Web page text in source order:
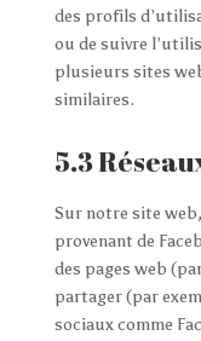
des profils
ou de suivre
plusieurs sites
similaires.
5.3
Sur notre site
provenant de
des pages web
partager (par
sociaux comme